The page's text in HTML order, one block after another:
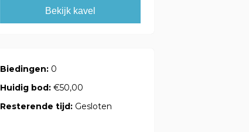
Bekijk kavel
Biedingen: 0
Huidig bod:€50,00
Resterende tijd: Gesloten